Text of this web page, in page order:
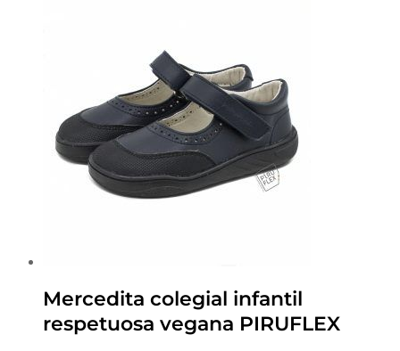
Mercedita colegial infantil
respetuosa vegana PIRUFLEX